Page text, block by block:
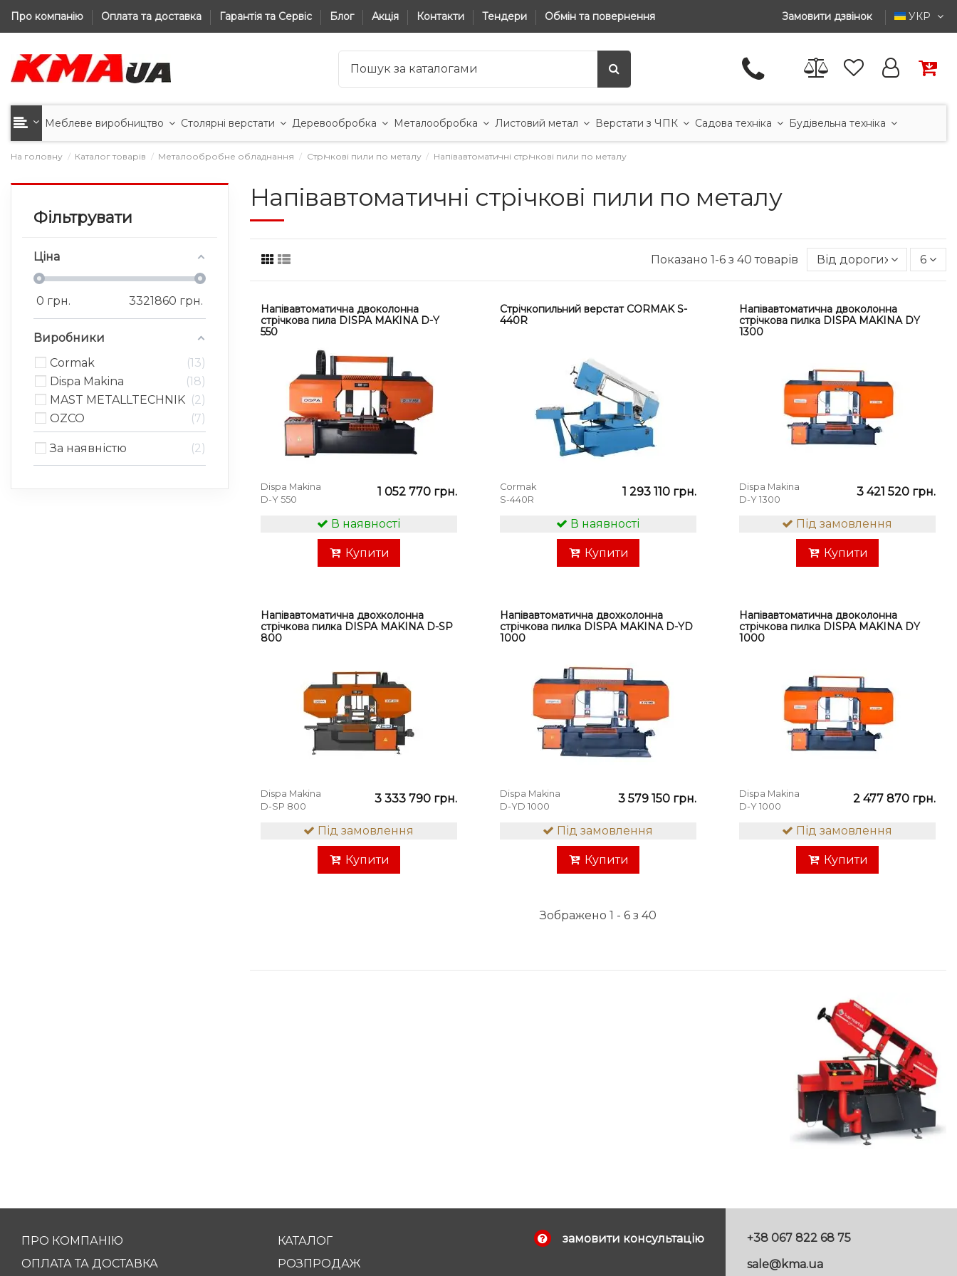
Про компанію Оплата та доставка Гарантія та Сервіс Блог Акція Контакти Тендери Обмін та повернення Замовити дзвінок УКР
Меблеве виробництво Столярні верстати Деревообробка Металообробка Листовий метал Верстати з ЧПК Садова техніка Будівельна техніка
На головну Каталог товарів Металообробне обладнання Стрічкові пили по металу Напівавтоматичні стрічкові пили по металу
Напівавтоматичні стрічкові пили по металу
Показано 1-6 з 40 товарів Від дорогих до 6
Напівавтоматична двоколонна
стрічкова пила DISPA MAKINA D-Y
550
Dispa Makina
D-Y 550
1 052 770 грн.
В наявності
Купити
Стрічкопильний верстат CORMAK S-
440R
Cormak
S-440R
1 293 110 грн.
В наявності
Купити
Напівавтоматична двоколонна
стрічкова пилка DISPA MAKINA DY
1300
Dispa Makina
D-Y 1300
3 421 520 грн.
Під замовлення
Купити
Напівавтоматична двохколонна
стрічкова пилка DISPA MAKINA D-SP
800
Dispa Makina
D-SP 800
3 333 790 грн.
Під замовлення
Купити
Напівавтоматична двохколонна
стрічкова пилка DISPA MAKINA D-YD
1000
Dispa Makina
D-YD 1000
3 579 150 грн.
Під замовлення
Купити
Напівавтоматична двоколонна
стрічкова пилка DISPA MAKINA DY
1000
Dispa Makina
D-Y 1000
2 477 870 грн.
Під замовлення
Купити
Зображено 1 - 6 з 40
Фільтрувати
Ціна
0 грн. 3321860 грн.
Виробники
Cormak
13
Dispa Makina
18
MAST METALLTECHNIK
2
OZCO
7
За наявністю 2
ПРО КОМПАНІЮ
ОПЛАТА ТА ДОСТАВКА
КАТАЛОГ
РОЗПРОДАЖ
замовити консультацію
+38 067 822 68 75
sale@kma.ua